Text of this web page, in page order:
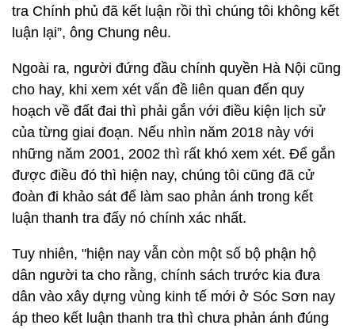
tra Chính phủ đã kết luận rồi thì chúng tôi không kết
luận lại”, ông Chung nêu.
Ngoài ra, người đứng đầu chính quyền Hà Nội cũng
cho hay, khi xem xét vấn đề liên quan đến quy
hoạch về đất đai thì phải gắn với điều kiện lịch sử
của từng giai đoạn. Nếu nhìn năm 2018 này với
những năm 2001, 2002 thì rất khó xem xét. Để gắn
được điều đó thì hiện nay, chúng tôi cũng đã cử
đoàn đi khảo sát để làm sao phản ánh trong kết
luận thanh tra đấy nó chính xác nhất.
Tuy nhiên, "hiện nay vẫn còn một số bộ phận hộ
dân người ta cho rằng, chính sách trước kia đưa
dân vào xây dựng vùng kinh tế mới ở Sóc Sơn nay
áp theo kết luận thanh tra thì chưa phản ánh đúng